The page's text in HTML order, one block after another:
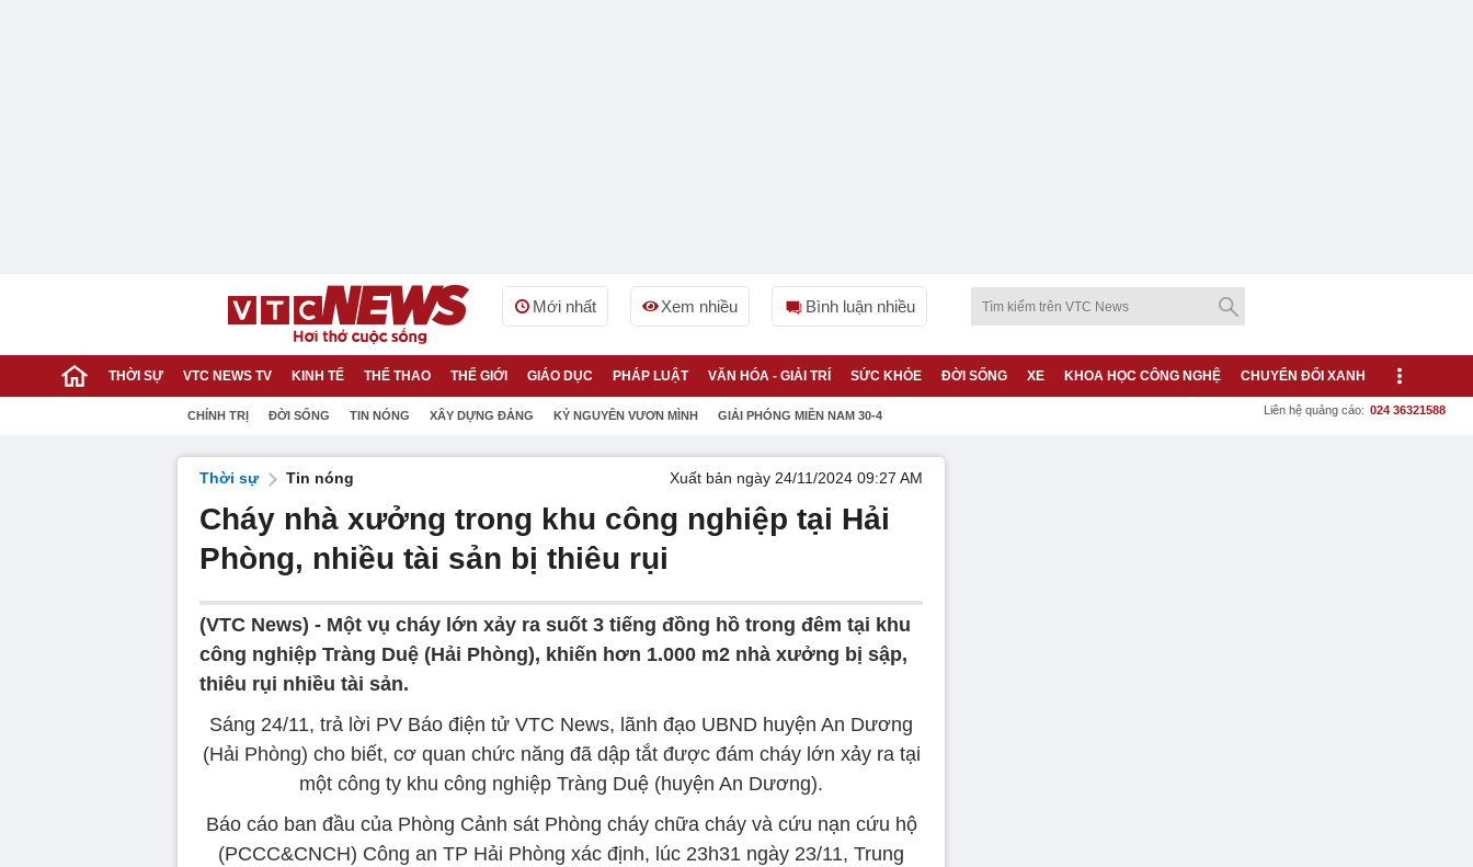
Mới nhất Xem nhiều Bình luận nhiều
THỜI SỰ VTC NEWS TV KINH TẾ THỂ THAO THẾ GIỚI GIÁO DỤC PHÁP LUẬT VĂN HÓA - GIẢI TRÍ SỨC KHỎE ĐỜI SỐNG XE KHOA HỌC CÔNG NGHỆ CHUYỂN ĐỔI XANH
CHÍNH TRỊ ĐỜI SỐNG TIN NÓNG XÂY DỰNG ĐẢNG KỶ NGUYÊN VƯƠN MÌNH GIẢI PHÓNG MIỀN NAM 30-4 Liên hệ quảng cáo: 024 36321588
Thời sự Tin nóng Xuất bản ngày 24/11/2024 09:27 AM
Cháy nhà xưởng trong khu công nghiệp tại Hải
Phòng, nhiều tài sản bị thiêu rụi
(VTC News) - Một vụ cháy lớn xảy ra suốt 3 tiếng đồng hồ trong đêm tại khu
công nghiệp Tràng Duệ (Hải Phòng), khiến hơn 1.000 m2 nhà xưởng bị sập,
thiêu rụi nhiều tài sản.
Sáng 24/11, trả lời PV Báo điện tử VTC News, lãnh đạo UBND huyện An Dương
(Hải Phòng) cho biết, cơ quan chức năng đã dập tắt được đám cháy lớn xảy ra tại
một công ty khu công nghiệp Tràng Duệ (huyện An Dương).
Báo cáo ban đầu của Phòng Cảnh sát Phòng cháy chữa cháy và cứu nạn cứu hộ
(PCCC&CNCH) Công an TP Hải Phòng xác định, lúc 23h31 ngày 23/11, Trung